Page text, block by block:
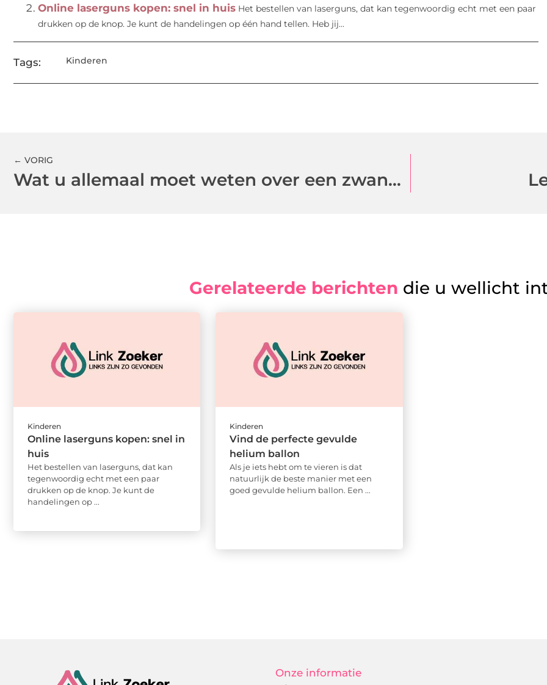
Online laserguns kopen: snel in huis Het bestellen van laserguns, dat kan tegenwoordig echt met een paar
drukken op de knop. Je kunt de handelingen op één hand tellen. Heb jij...
Tags: Kinderen
← VORIG
Wat u allemaal moet weten over een zwangerschap
Gerelateerde berichten die u wellicht
Kinderen
Online laserguns kopen: snel in
huis
Het bestellen van laserguns, dat kan
tegenwoordig echt met een paar
drukken op de knop. Je kunt de
handelingen op ...
Kinderen
Vind de perfecte gevulde
helium ballon
Als je iets hebt om te vieren is dat
natuurlijk de beste manier met een
goed gevulde helium ballon. Een ...
Onze informatie